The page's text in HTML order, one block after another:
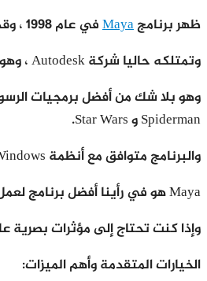
ظهر برنامجMayaفي عام 1998 ، وقد حاز على جائزة الأوسكار (2003) كبرنامج رسوم متحركة ورسوم متحركة ثلاثية الأبعاد.
وتمتلكه حاليا شركة Autodesk ، وهو مفيد بشكل خاص لإنشاء تطبيقات تفاعلية ثلاثية الأبعاد مثل الصور المتحركة وألعاب الفيديو والمسلسلات التلفزيونية والمؤثرات الخاصة والمزيد.
Spiderman و Star Wars.
والبرنامج متوافق مع أنظمة Windows و Mac و Linux.
Maya هو في رأينا أفضل برنامج لعمل رسوم متحركة وألعاب فيديو وإضافة تأثيرات ثلاثية الأبعاد في الصور المتحركة.
وإذا كنت تحتاج إلى مؤثرات بصرية
الخيارات المتقدمة وأهم الميزات: